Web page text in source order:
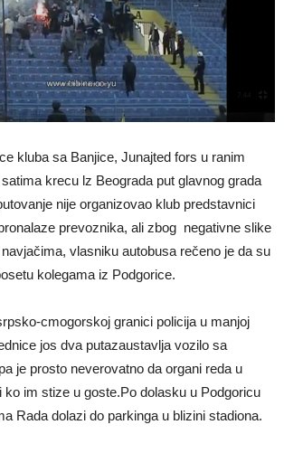
kluba sa Banjice, Junajted fors u ranim
krecu lz Beograda put glavnog grada
nije organizovao klub predstavnici
prevoznika, ali zbog negativne slike
vlasniku autobusa rečeno je da su
kolegama iz Podgorice.
cmogorskoj granici policija u manjoj
jos dva putazaustavlja vozilo sa
je prosto neverovatno da organi reda u
ko im stize u goste.Po dolasku u Podgoricu
Rada dolazi do parkinga u blizini stadiona.